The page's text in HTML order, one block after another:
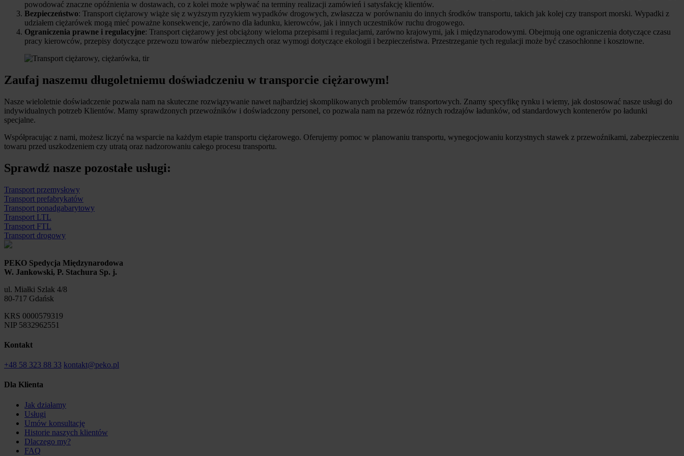
powodować znaczne opóźnienia w dostawach, co z kolei może wpływać na terminy realizacji zamówień i satysfakcję klientów.
Bezpieczeństwo: Transport ciężarowy wiąże się z wyższym ryzykiem wypadków drogowych, zwłaszcza w porównaniu do innych środków transportu, takich jak kolej czy transport morski. Wypadki z
udziałem ciężarówek mogą mieć poważne konsekwencje, zarówno dla ładunku, kierowców, jak i innych uczestników ruchu drogowego.
Ograniczenia prawne i regulacyjne: Transport ciężarowy jest obciążony wieloma przepisami i regulacjami, zarówno krajowymi, jak i międzynarodowymi. Obejmują one ograniczenia dotyczące czasu
pracy kierowców, przepisy dotyczące przewozu towarów niebezpiecznych oraz wymogi dotyczące ekologii i bezpieczeństwa. Przestrzeganie tych regulacji może być czasochłonne i kosztowne.
Zaufaj naszemu długoletniemu doświadczeniu w transporcie ciężarowym!
Nasze wieloletnie doświadczenie pozwala nam na skuteczne rozwiązywanie nawet najbardziej skomplikowanych problemów transportowych. Znamy specyfikę rynku i wiemy, jak dostosować nasze usługi do
indywidualnych potrzeb Klientów. Mamy sprawdzonych przewoźników i doświadczony personel, co pozwala nam na przewóz różnych rodzajów ładunków, od standardowych kontenerów po ładunki
specjalne.
Współpracując z nami, możesz liczyć na wsparcie na każdym etapie transportu ciężarowego. Oferujemy pomoc w planowaniu transportu, wynegocjowaniu korzystnych stawek z przewoźnikami, zabezpieczeniu
towaru przed uszkodzeniem czy utratą oraz nadzorowaniu całego procesu transportu.
Sprawdź nasze pozostałe usługi:
Transport przemysłowy
Transport prefabrykatów
Transport ponadgabarytowy
Transport LTL
Transport FTL
Transport drogowy
PEKO Spedycja Międzynarodowa
W. Jankowski, P. Stachura Sp. j.
ul. Miałki Szlak 4/8
80-717 Gdańsk
KRS 0000579319
NIP 5832962551
Kontakt
+48 58 323 88 33 kontakt@peko.pl
Dla Klienta
Jak działamy
Usługi
Umów konsultację
Historie naszych klientów
Dlaczego my?
FAQ